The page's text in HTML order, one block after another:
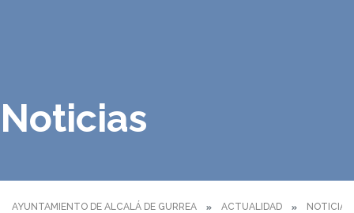
Noticias
AYUNTAMIENTO DE ALCALÁ DE GURREA ACTUALIDAD NOTICIAS